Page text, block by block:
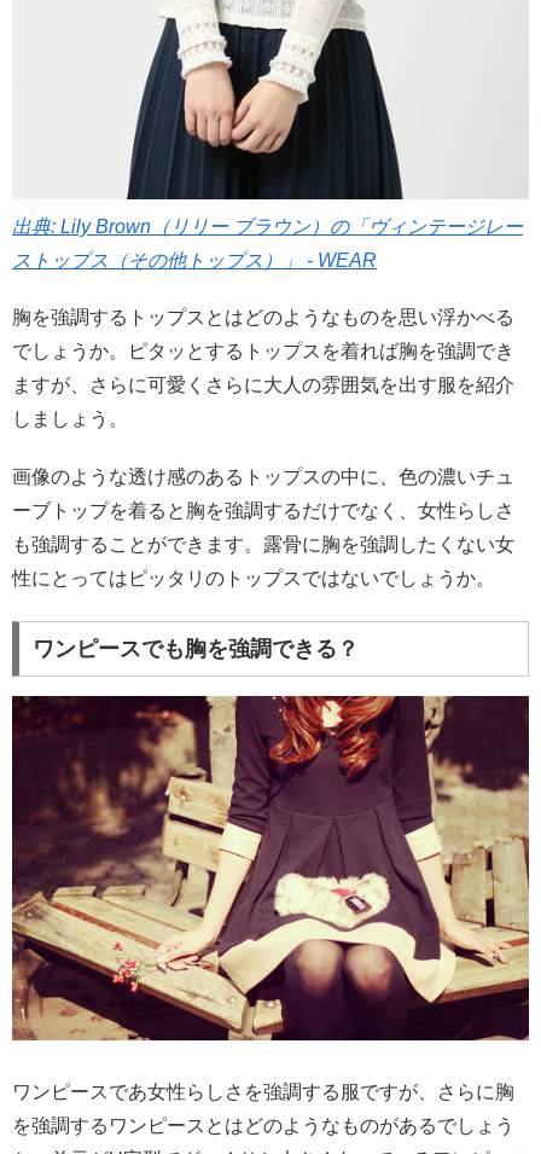
出典: Lily Brown（リリー ブラウン）の「ヴィンテージレー
ストップス（その他トップス）」 - WEAR
胸を強調するトップスとはどのようなものを思い浮かべる
でしょうか。ピタッとするトップスを着れば胸を強調でき
ますが、さらに可愛くさらに大人の雰囲気を出す服を紹介
しましょう。
画像のような透け感のあるトップスの中に、色の濃いチュ
ーブトップを着ると胸を強調するだけでなく、女性らしさ
も強調することができます。露骨に胸を強調したくない女
性にとってはピッタリのトップスではないでしょうか。
ワンピースでも胸を強調できる？
ワンピースであ女性らしさを強調する服ですが、さらに胸
を強調するワンピースとはどのようなものがあるでしょう